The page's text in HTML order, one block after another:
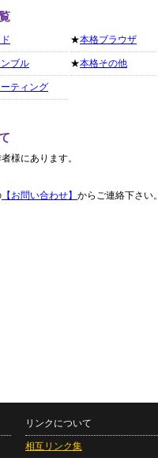
ブル
ティング
★本格ブラウザ
★本格その他
様にあります。
【お問い合わせ】 からご連絡下さい。
リンクについて
相互リンク集